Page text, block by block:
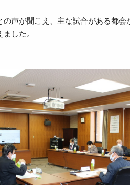
声が聞こえ、主な試合がある都会
した。